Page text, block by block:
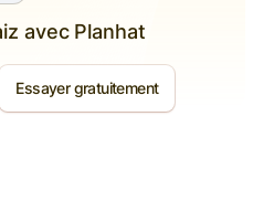
avec Planhat
Essayer gratuitement